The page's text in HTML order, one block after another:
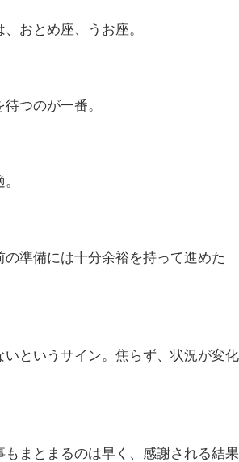
おとめ座、うお座。
つのが一番。
準備には十分余裕を持って進めた
というサイン。焦らず、状況が変
まとまるのは早く、感謝される結果